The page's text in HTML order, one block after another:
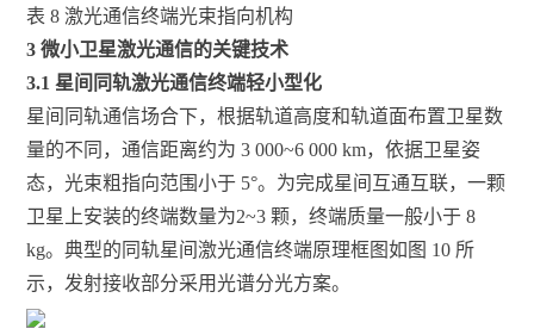
表 8 激光通信终端光束指向机构
3 微小卫星激光通信的关键技术
3.1 星间同轨激光通信终端轻小型化
星间同轨通信场合下，根据轨道高度和轨道面布置卫星数
量的不同，通信距离约为 3 000~6 000 km，依据卫星姿
态，光束粗指向范围小于 5°。为完成星间互通互联，一颗
卫星上安装的终端数量为2~3 颗，终端质量一般小于 8
kg。典型的同轨星间激光通信终端原理框图如图 10 所
示，发射接收部分采用光谱分光方案。